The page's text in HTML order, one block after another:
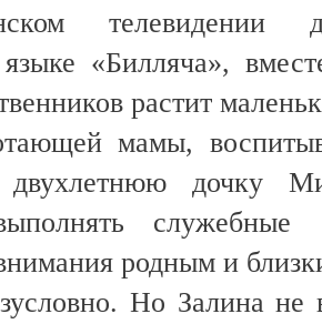
языке «Билляча»,
растит
мамы,
дочку
служебные
родным и
Но Залина не